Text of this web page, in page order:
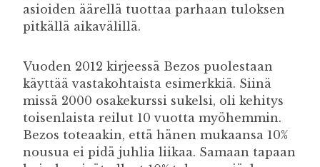
asioiden äärellä tuottaa parhaan tuloksen
pitkällä aikavälillä.
Vuoden 2012 kirjeessä Bezos puolestaan
käyttää vastakohtaista esimerkkiä. Siinä
missä 2000 osakekurssi sukelsi, oli kehitys
toisenlaista reilut 10 vuotta myöhemmin.
Bezos toteaakin, että hänen mukaansa 10%
nousua ei pidä juhlia liikaa. Samaan tapaan